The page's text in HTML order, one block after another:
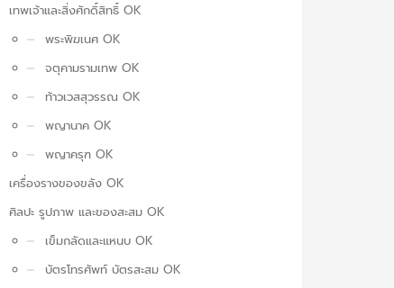
เทพเจ้าและสิ่งศักดิ์สิทธิ์ OK
พระพิฆเนศ OK
จตุคามรามเทพ OK
ท้าวเวสสุวรรณ OK
พญานาค OK
พญาครุฑ OK
เครื่องรางของขลัง OK
ศิลปะ รูปภาพ และของสะสม OK
เข็มกลัดและแหนบ OK
บัตรโทรศัพท์ บัตรสะสม OK